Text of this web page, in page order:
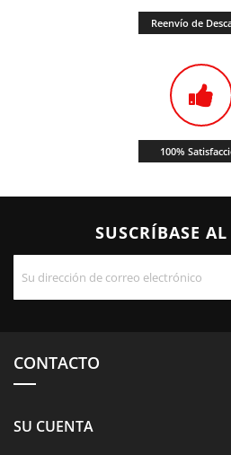
Reenvío de
100%
SUSCRÍBASE
CONTACTO
SU CUENTA